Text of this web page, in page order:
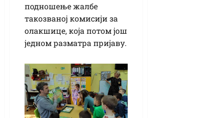
подношење жалбе
такозваној комисији за
олакшице, која потом још
једном разматра пријаву.